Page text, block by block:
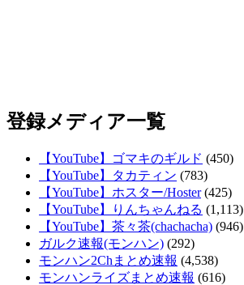
登録メディア一覧
【YouTube】ゴマキのギルド (450)
【YouTube】タカティン (783)
【YouTube】ホスター/Hoster(425)
【YouTube】りんちゃんねる (1,113)
【YouTube】茶々茶(chachacha) (946)
ガルク速報(モンハン) (292)
モンハン2Chまとめ速報 (4,538)
モンハンライズまとめ速報 (616)